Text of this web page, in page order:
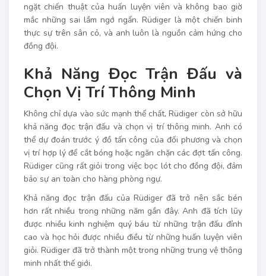
ngặt chiến thuật của huấn luyện viên và không bao giờ
mắc những sai lầm ngớ ngẩn. Rüdiger là một chiến binh
thực sự trên sân cỏ, và anh luôn là nguồn cảm hứng cho
đồng đội.
Khả Năng Đọc Trận Đấu và
Chọn Vị Trí Thông Minh
Không chỉ dựa vào sức mạnh thể chất, Rüdiger còn sở hữu
khả năng đọc trận đấu và chọn vị trí thông minh. Anh có
thể dự đoán trước ý đồ tấn công của đối phương và chọn
vị trí hợp lý để cắt bóng hoặc ngăn chặn các đợt tấn công.
Rüdiger cũng rất giỏi trong việc bọc lót cho đồng đội, đảm
bảo sự an toàn cho hàng phòng ngự.
Khả năng đọc trận đấu của Rüdiger đã trở nên sắc bén
hơn rất nhiều trong những năm gần đây. Anh đã tích lũy
được nhiều kinh nghiệm quý báu từ những trận đấu đỉnh
cao và học hỏi được nhiều điều từ những huấn luyện viên
giỏi. Rüdiger đã trở thành một trong những trung vệ thông
minh nhất thế giới.